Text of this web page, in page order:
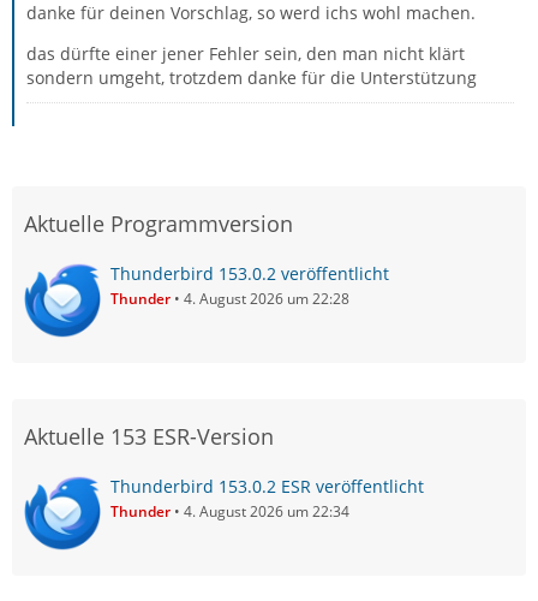
danke für deinen Vorschlag, so werd ichs wohl machen.
das dürfte einer jener Fehler sein, den man nicht klärt
sondern umgeht, trotzdem danke für die Unterstützung
Aktuelle Programmversion
Thunderbird 153.0.2 veröffentlicht
Thunder 4. August 2026 um 22:28
Aktuelle 153 ESR-Version
Thunderbird 153.0.2 ESR veröffentlicht
Thunder 4. August 2026 um 22:34